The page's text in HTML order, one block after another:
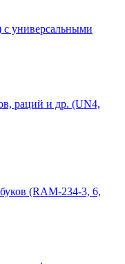
универсальными
раций и др. (UN4,
(RAM-234-3, 6,